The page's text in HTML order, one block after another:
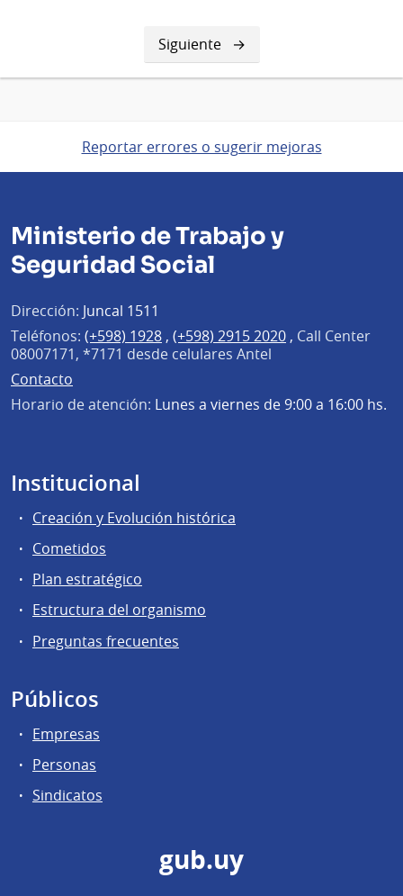
Siguiente
página
Siguiente
Reportar errores o sugerir mejoras
Ministerio de Trabajo y
Seguridad Social
Dirección: Juncal 1511
Teléfonos: (+598) 1928 , (+598) 2915 2020 , Call Center
08007171, *7171 desde celulares Antel
Contacto
Horario de atención: Lunes a viernes de 9:00 a 16:00 hs.
Institucional
Creación y Evolución histórica
Cometidos
Plan estratégico
Estructura del organismo
Preguntas frecuentes
Públicos
Empresas
Personas
Sindicatos
gub.uy